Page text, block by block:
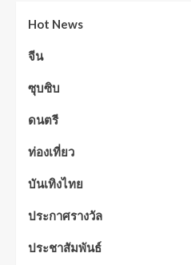
Hot News
จีน
ซุบซิบ
ดนตรี
ท่องเที่ยว
บันเทิงไทย
ประกาศรางวัล
ประชาสัมพันธ์